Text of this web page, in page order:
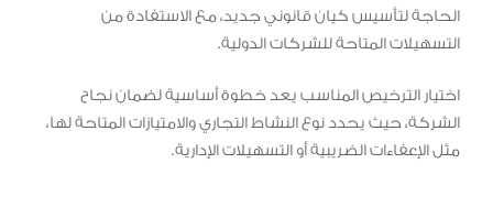
الحاجة لتأسيس كيان قانوني جديد، مع الاستفادة من
التسهيلات المتاحة للشركات الدولية.
اختيار الترخيص المناسب يعد خطوة أساسية لضمان نجاح
الشركة، حيث يحدد نوع النشاط التجاري والامتيازات المتاحة لها،
مثل الإعفاءات الضريبية أو التسهيلات الإدارية.